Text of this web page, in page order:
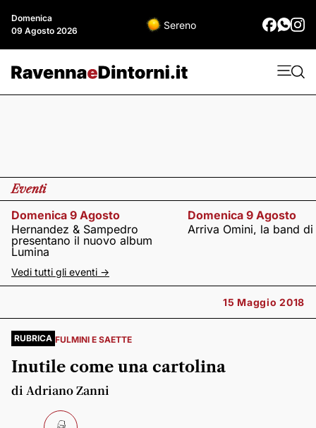
Domenica
09 Agosto 2026
Sereno
Eventi
Domenica 9 Agosto
Hernandez & Sampedro
presentano il nuovo album
Lumina
Domenica 9 Agosto
Arriva Omini, la band
Vedi tutti gli eventi ->
15 Maggio 2018
RUBRICA FULMINI E SAETTE
Inutile come una cartolina
di Adriano Zanni